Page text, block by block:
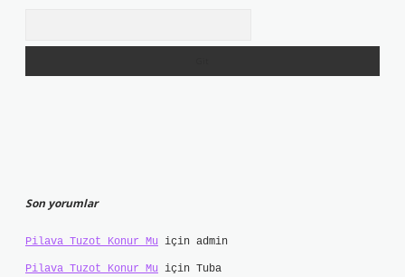
Son yorumlar
Pilava Tuzot Konur Mu için admin
Pilava Tuzot Konur Mu için Tuba